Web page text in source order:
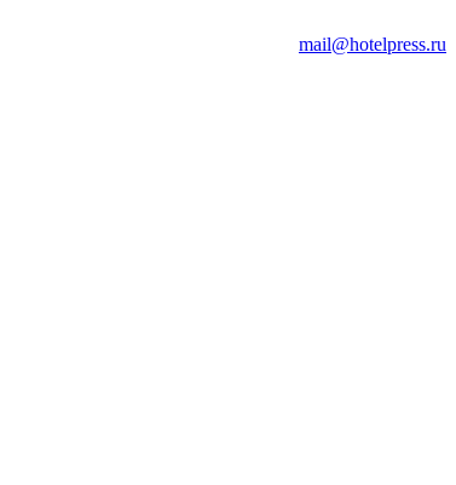
mail@hotelpress.ru